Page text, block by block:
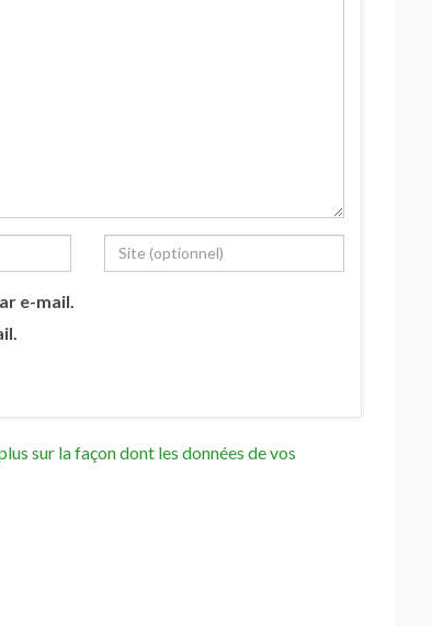
e-mail.
sur la façon dont les données de vos